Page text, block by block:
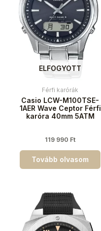
ELFOGYOTT
Férfi karórák
Casio LCW-M100TSE-
1AER Wave Ceptor Férfi
karóra 40mm 5ATM
119 990 Ft
Tovább olvasom